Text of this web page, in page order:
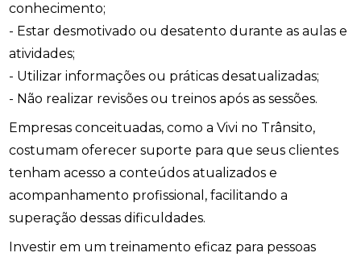
conhecimento;
- Estar desmotivado ou desatento durante as aulas e
atividades;
- Utilizar informações ou práticas desatualizadas;
- Não realizar revisões ou treinos após as sessões.
Empresas conceituadas, como a Vivi no Trânsito,
costumam oferecer suporte para que seus clientes
tenham acesso a conteúdos atualizados e
acompanhamento profissional, facilitando a
superação dessas dificuldades.
Investir em um treinamento eficaz para pessoas